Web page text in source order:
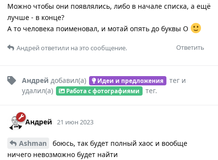
Можно чтобы они появлялись, либо в начале списка, а ещё
лучше - в конце?
А то человека поименовал, и мотай опять до буквы О
Ответить
Андрейответили на это сообщение.
Андрей добавил(а) Идеи и предложения теги
удалил(а)
Работа с фотографиями тег.
Андрей 21 июн 2023
Ashman
боюсь, так будет полный хаос и вообще
ничего невозможно будет найти